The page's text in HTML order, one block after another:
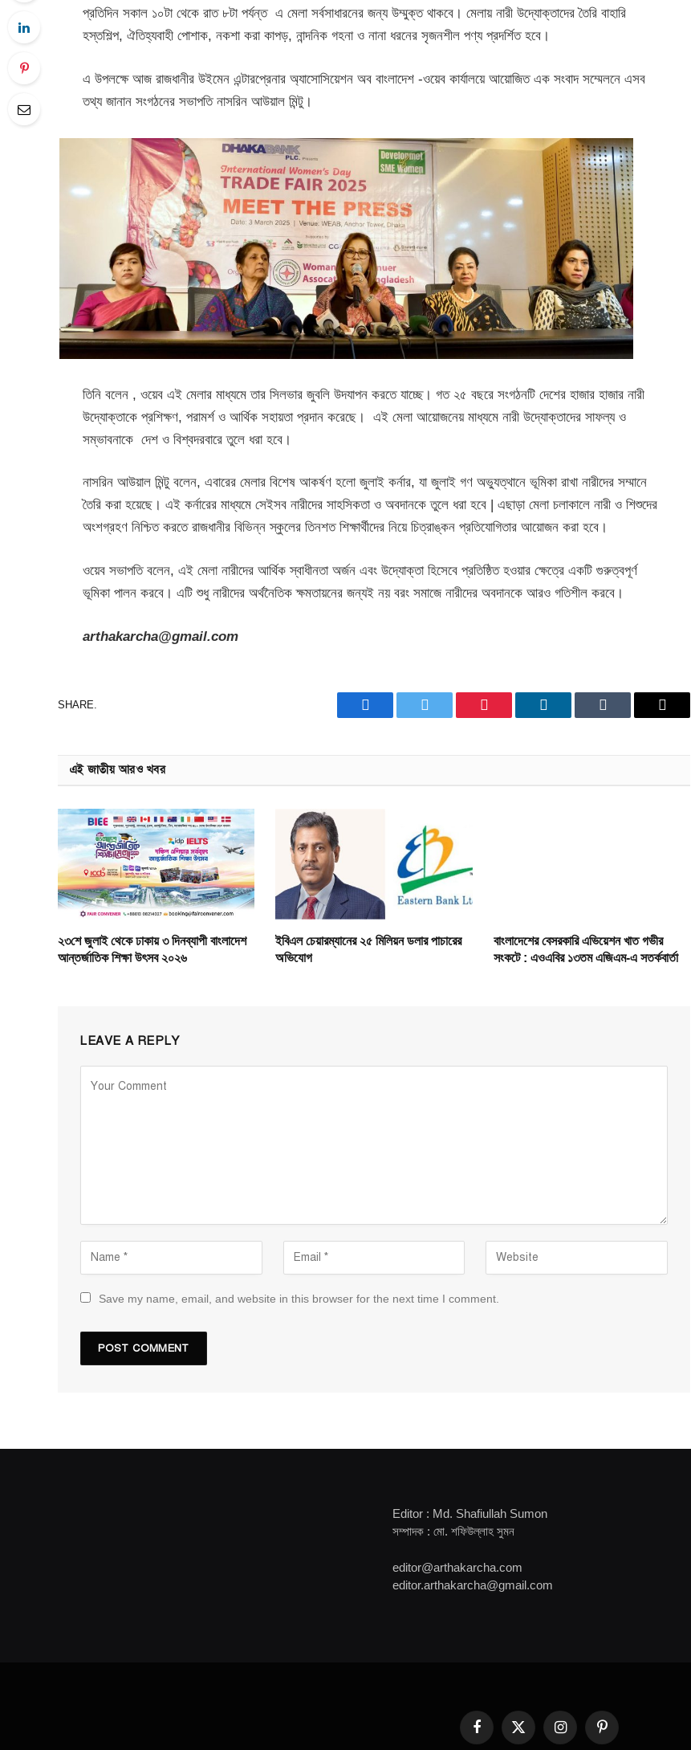
প্রতিদিন সকাল ১০টা থেকে রাত ৮টা পর্যন্ত এ মেলা সর্বসাধারনের জন্য উম্মুক্ত থাকবে। মেলায় নারী উদ্যোক্তাদের তৈরি বাহারি
হস্তশিল্প, ঐতিহ্যবাহী পোশাক, নকশা করা কাপড়, নান্দনিক গহনা ও নানা ধরনের সৃজনশীল পণ্য প্রদর্শিত হবে।
এ উপলক্ষে আজ রাজধানীর উইমেন এন্টারপ্রেনার অ্যাসোসিয়েশন অব বাংলাদেশ -ওয়েব কার্যালয়ে আয়োজিত এক সংবাদ সম্মেলনে এসব
তথ্য জানান সংগঠনের সভাপতি নাসরিন আউয়াল মিন্টু।
তিনি বলেন , ওয়েব এই মেলার মাধ্যমে তার সিলভার জুবলি উদযাপন করতে যাচ্ছে। গত ২৫ বছরে সংগঠনটি দেশের হাজার হাজার নারী
উদ্যোক্তাকে প্রশিক্ষণ, পরামর্শ ও আর্থিক সহায়তা প্রদান করেছে। এই মেলা আয়োজনেয় মাধ্যমে নারী উদ্যোক্তাদের সাফল্য ও
সম্ভাবনাকে দেশ ও বিশ্বদরবারে তুলে ধরা হবে।
নাসরিন আউয়াল মিন্টু বলেন, এবারের মেলার বিশেষ আকর্ষণ হলো জুলাই কর্নার, যা জুলাই গণ অভ্যুত্থানে ভূমিকা রাখা নারীদের সম্মানে
তৈরি করা হয়েছে। এই কর্নারের মাধ্যমে সেইসব নারীদের সাহসিকতা ও অবদানকে তুলে ধরা হবে | এছাড়া মেলা চলাকালে নারী ও শিশুদের
অংশগ্রহণ নিশ্চিত করতে রাজধানীর বিভিন্ন স্কুলের তিনশত শিক্ষার্থীদের নিয়ে চিত্রাঙ্কন প্রতিযোগিতার আয়োজন করা হবে।
ওয়েব সভাপতি বলেন, এই মেলা নারীদের আর্থিক স্বাধীনতা অর্জন এবং উদ্যোক্তা হিসেবে প্রতিষ্ঠিত হওয়ার ক্ষেত্রে একটি গুরুত্বপূর্ণ
ভূমিকা পালন করবে। এটি শুধু নারীদের অর্থনৈতিক ক্ষমতায়নের জন্যই নয় বরং সমাজে নারীদের অবদানকে আরও গতিশীল করবে।
arthakarcha@gmail.com
SHARE.
FacebookTwitter PinterestLinkedIn Tumblr Email
এই জাতীয় আরও খবর
২৩শে জুলাই থেকে ঢাকায় ৩ দিনব্যাপী বাংলাদেশ
আন্তর্জাতিক শিক্ষা উৎসব ২০২৬
ইবিএল চেয়ারম্যানের ২৫ মিলিয়ন ডলার পাচারের
অভিযোগ
বাংলাদেশের বেসরকারি এভিয়েশন খাত গভীর
সংকটে : এওএবির ১৩তম এজিএম-এ সতর্কবার্তা
LEAVE A REPLY
Save my name, email, and website in this browser for the next time I comment.
Editor : Md. Shafiullah Sumon
সম্পাদক : মো. শফিউল্লাহ সুমন
editor@arthakarcha.com
editor.arthakarcha@gmail.com
FacebookX
InstagramPinterest